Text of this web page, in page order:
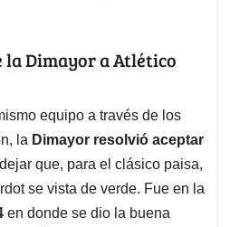
la Dimayor a Atlético
equipo a través de los
la Dimayor resolvió aceptar
que, para el clásico paisa,
se vista de verde. Fue en la
en donde se dio la buena